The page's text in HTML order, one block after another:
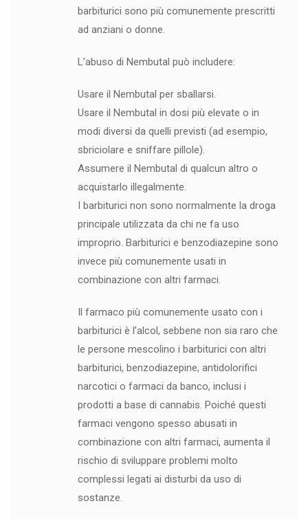
barbiturici sono più comunemente prescritti
ad anziani o donne.
L’abuso di Nembutal può includere:
Usare il Nembutal per sballarsi.
Usare il Nembutal in dosi più elevate o in
modi diversi da quelli previsti (ad esempio,
sbriciolare e sniffare pillole).
Assumere il Nembutal di qualcun altro o
acquistarlo illegalmente.
I barbiturici non sono normalmente la droga
principale utilizzata da chi ne fa uso
improprio. Barbiturici e benzodiazepine sono
invece più comunemente usati in
combinazione con altri farmaci.
Il farmaco più comunemente usato con i
barbiturici è l’alcol, sebbene non sia raro che
le persone mescolino i barbiturici con altri
barbiturici, benzodiazepine, antidolorifici
narcotici o farmaci da banco, inclusi i
prodotti a base di cannabis. Poiché questi
farmaci vengono spesso abusati in
combinazione con altri farmaci, aumenta il
rischio di sviluppare problemi molto
complessi legati ai disturbi da uso di
sostanze.